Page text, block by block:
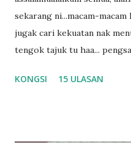
sekarang ni...macam-
jugak cari kekuatan nak
tengok tajuk tu haa...
tau? yang sebut tu anak
KONGSI 15 ULASAN